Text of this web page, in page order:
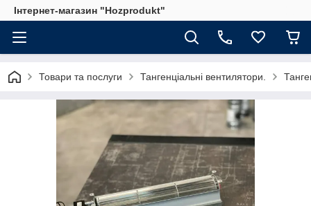
Інтернет-магазин "Hozprodukt"
Товари та послуги Тангенціальні вентилятори.